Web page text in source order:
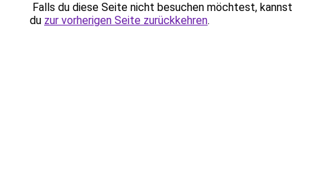
Falls du diese Seite nicht besuchen möchtest, kannst
du zur vorherigen Seite zurückkehren.